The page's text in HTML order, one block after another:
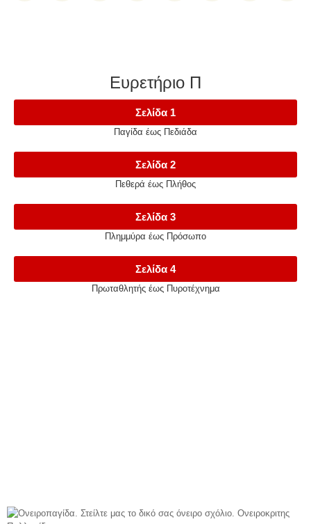
Ευρετήριο Π
Σελίδα 1
Παγίδα έως Πεδιάδα
Σελίδα 2
Πεθερά έως Πλήθος
Σελίδα 3
Πλημμύρα έως Πρόσωπο
Σελίδα 4
Πρωταθλητής έως Πυροτέχνημα